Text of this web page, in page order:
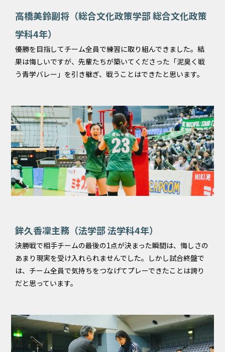
高橋美鈴副将（総合文化政策学部 総合文化政策
学科4年）
優勝を目指してチーム全員で練習に取り組んできました。結
果は悔しいですが、先輩たちが築いてくださった「泥臭く戦
う青学バレー」を引き継ぎ、戦うことはできたと思います。
鉾久香凜主務（法学部 法学科4年）
決勝戦で相手チームの最後の1点が決まった瞬間は、悔しさの
あまり現実を受け入れられませんでした。しかし試合終盤で
は、チーム全員で気持ちをつなげてプレーできたことは誇り
だと思っています。